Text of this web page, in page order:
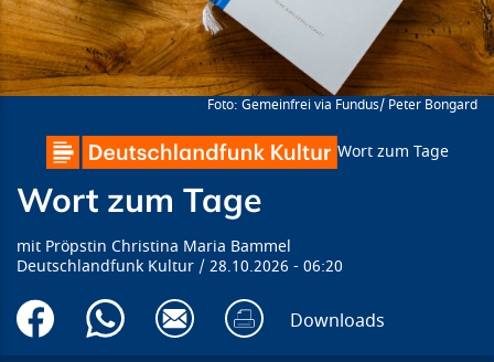
Gemeinfrei via Fundus/ Peter Bongard
Wort zum Tage
Wort zum Tage
Pröpstin Christina Maria Bammel
Deutschlandfunk Kultur
28.10.2026 06:20
Downloads